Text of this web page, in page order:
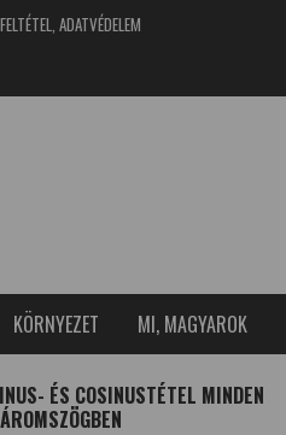
ADATVÉDELEM
KÖRNYEZET MI, MAGYAROK
ÉS COSINUSTÉTEL MINDEN